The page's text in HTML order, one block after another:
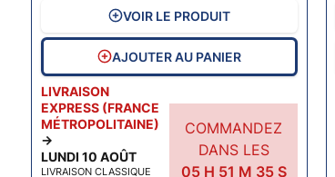
LIVRAISON
EXPRESS (FRANCE
MÉTROPOLITAINE)
→
LUNDI 10 AOÛT
LIVRAISON CLASSIQUE
COMMANDEZ
DANS LES
05H 51 M 34 S
VOIR LE PRODUIT
AJOUTER AU PANIER